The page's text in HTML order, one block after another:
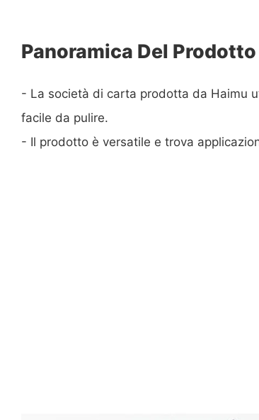
Panoramica Del Prodotto
- La società di carta prodotta da Haimu
facile da pulire.
- Il prodotto è versatile e trova